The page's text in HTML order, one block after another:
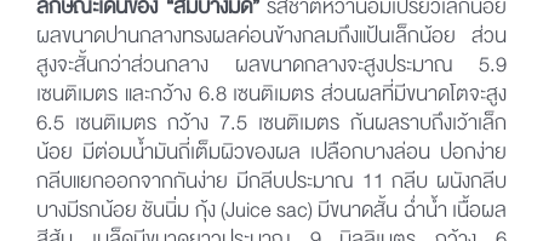
ลักษณะเด่นของ “ส้มบางมด” รสชาติหวานอมเปรี้ยวเล็กน้อย
ผลขนาดปานกลางทรงผลค่อนข้างกลมถึงแป้นเล็กน้อย ส่วน
สูงจะสั้นกว่าส่วนกลาง ผลขนาดกลางจะสูงประมาณ 5.9
เซนติเมตร และกว้าง 6.8 เซนติเมตร ส่วนผลที่มีขนาดโตจะสูง
6.5 เซนติเมตร กว้าง 7.5 เซนติเมตร ก้นผลราบถึงเว้าเล็ก
น้อย มีต่อมน้ำมันถี่เต็มผิวของผล เปลือกบางล่อน ปอกง่าย
กลีบแยกออกจากกันง่าย มีกลีบประมาณ 11 กลีบ ผนังกลีบ
บางมีรกน้อย ชันนิ่ม กุ้ง (Juice sac) มีขนาดสั้น ฉ่ำน้ำ เนื้อผล